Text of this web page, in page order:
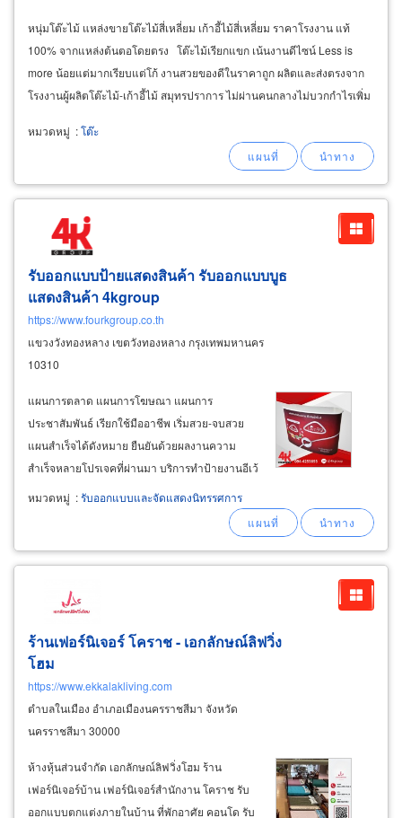
หนุ่มโต๊ะไม้ แหล่งขายโต๊ะไม้สี่เหลี่ยม เก้าอี้ไม้สี่เหลี่ยม ราคาโรงงาน แท้
100% จากแหล่งต้นตอโดยตรง โต๊ะไม้เรียกแขก เน้นงานดีไซน์ Less is
more น้อยแต่มากเรียบแต่โก้ งานสวยของดีในราคาถูก ผลิตและส่งตรงจาก
โรงงานผู้ผลิตโต๊ะไม้-เก้าอี้ไม้ สมุทรปราการ ไม่ผ่านคนกลางไม่บวกกำไรเพิ่ม
หมวดหมู่ :โต๊ะ
รับออกแบบป้ายแสดงสินค้า รับออกแบบบูธ
แสดงสินค้า 4kgroup
https://www.fourkgroup.co.th
แขวงวังทองหลาง เขตวังทองหลาง กรุงเทพมหานคร
10310
แผนการตลาด แผนการโฆษณา แผนการ
ประชาสัมพันธ์ เรียกใช้มืออาชีพ เริ่มสวย-จบสวย
แผนสำเร็จได้ดังหมาย ยืนยันด้วยผลงานความ
สำเร็จหลายโปรเจคที่ผ่านมา บริการทำป้ายงานอีเว้
นท์ ป้ายงานออกบูธและผลิตงานสื่อสิ่งพิมพ์ทุกชนิด
อย่างครบวงจร เน้นงานกราฟิกสวยโดดเด่น ให้สีสัน
หมวดหมู่ :รับออกแบบและจัดแสดงนิทรรศการ
ร้านเฟอร์นิเจอร์ โคราช - เอกลักษณ์ลิฟวิ่ง
โฮม
https://www.ekkalakliving.com
ตำบลในเมือง อำเภอเมืองนครราชสีมา จังหวัด
นครราชสีมา 30000
ห้างหุ้นส่วนจำกัด เอกลักษณ์ลิฟวิ่งโฮม ร้าน
เฟอร์นิเจอร์บ้าน เฟอร์นิเจอร์สำนักงาน โคราช รับ
ออกแบบตกแต่งภายในบ้าน ที่พักอาศัย คอนโด รับ